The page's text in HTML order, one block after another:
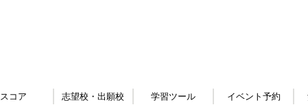
スコア 志望校・出願校 学習ツール イベント予約